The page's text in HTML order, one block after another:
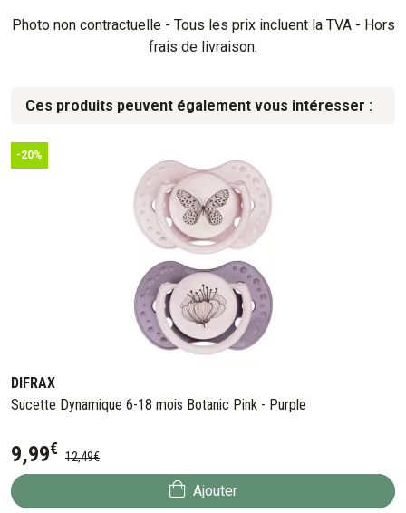
Photo non contractuelle - Tous les prix incluent la TVA - Hors
frais de livraison.
Ces produits peuvent également vous intéresser :
-20%
DIFRAX
Sucette Dynamique 6-18 mois Botanic Pink - Purple
9,99€ 12,49€
Ajouter